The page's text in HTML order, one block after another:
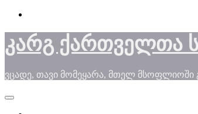
Skip
content
კარგ ქართველთა
ვცადე, თავი მომეყარა, მთელ